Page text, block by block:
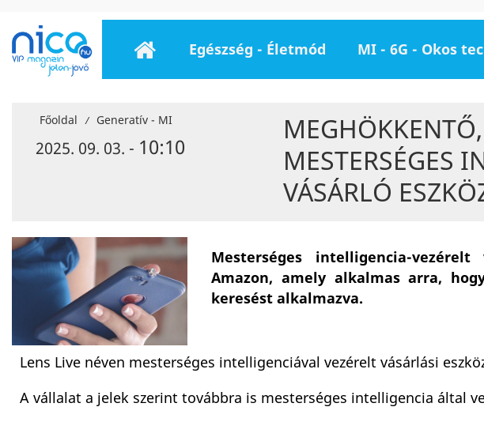
Egészség - Életmód MI - 6G - Okos
Főoldal / Generatív - MI
2025. 09. 03. - 10:10
MESTERSÉGES
VÁSÁRLÓ
Mesterséges intelligencia-
Amazon, amely alkalmas arra,
keresést alkalmazva.
Lens Live néven mesterséges intelligenciával vezérelt vásárlási
A vállalat a jelek szerint továbbra is mesterséges intelligencia által